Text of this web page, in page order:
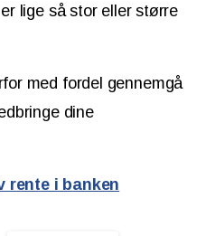
lige så stor eller større
med fordel gennemgå
dine
rente i banken